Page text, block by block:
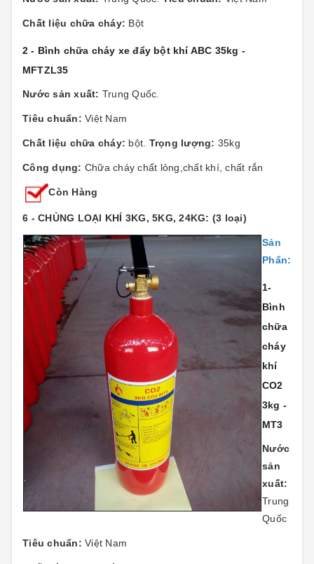
Chất liệu chữa cháy: Bột
2 - Bình chữa cháy xe đẩy bột khí ABC 35kg -
MFTZL35
Nước sản xuất: Trung Quốc.
Tiêu chuẩn: Việt Nam
Chất liệu chữa cháy: bột. Trọng lượng: 35kg
Công dụng: Chữa cháy chất lỏng,chất khí, chất rắn
Còn Hàng
6 - CHỦNG LOẠI KHÍ 3KG, 5KG, 24KG: (3 loại)
Sản
Phẩn:
1-
Bình
chữa
cháy
khí
CO2
3kg -
MT3
Nước
sản
xuất:
Trung
Quốc
Tiêu chuẩn: Việt Nam